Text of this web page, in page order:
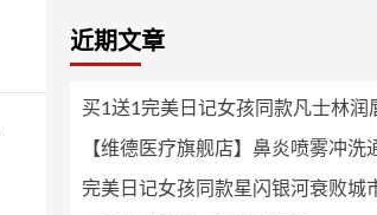
近期文章
买1送1完美日记女孩同款凡士林润
【维德医疗旗舰店】鼻炎喷雾冲洗
完美日记女孩同款星闪银河衰败城